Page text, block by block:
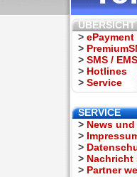
ÜBERSICHT
> ePayment
>
> SMS /
> Hotlines
> Service
SERVICE
> News und
>
>
> Nachricht
> Partner